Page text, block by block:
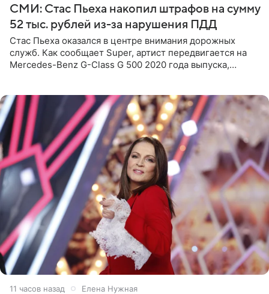
СМИ: Стас Пьеха накопил штрафов на сумму
52 тыс. рублей из-за нарушения ПДД
Стас Пьеха оказался в центре внимания дорожных
служб. Как сообщает Super, артист передвигается на
Mercedes-Benz G-Class G 500 2020 года выпуска,
11 часов назад Елена Нужная